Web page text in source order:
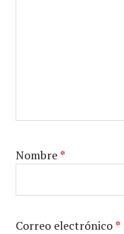
Nombre*
Correo electrónico*